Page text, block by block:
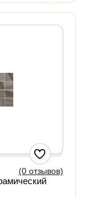
(0 отзывов)